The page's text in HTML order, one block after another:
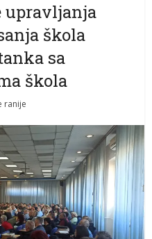
upravljanja
škola
sa
škola
ranije